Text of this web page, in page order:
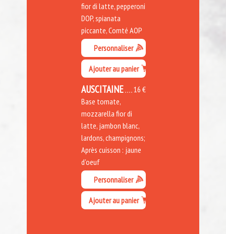
fior di latte, pepperoni
DOP, spianata
piccante, Comté AOP
Personnaliser
Ajouter au panier
16 €
AUSCITAINE
Base tomate,
mozzarella fior di
latte, jambon blanc,
lardons, champignons;
Après cuisson : jaune
d'oeuf
Personnaliser
Ajouter au panier